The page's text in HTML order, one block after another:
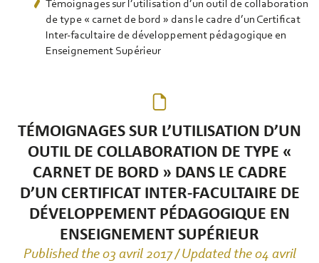
Témoignages sur l’utilisation d’un outil de collaboration
de type « carnet de bord » dans le cadre d’un Certificat
Inter-facultaire de développement pédagogique en
Enseignement Supérieur
TÉMOIGNAGES SUR L’UTILISATION D’UN
OUTIL DE COLLABORATION DE TYPE «
CARNET DE BORD » DANS LE CADRE
D’UN CERTIFICAT INTER-FACULTAIRE DE
DÉVELOPPEMENT PÉDAGOGIQUE EN
ENSEIGNEMENT SUPÉRIEUR
Published the 03 avril 2017 / Updated the 04 avril